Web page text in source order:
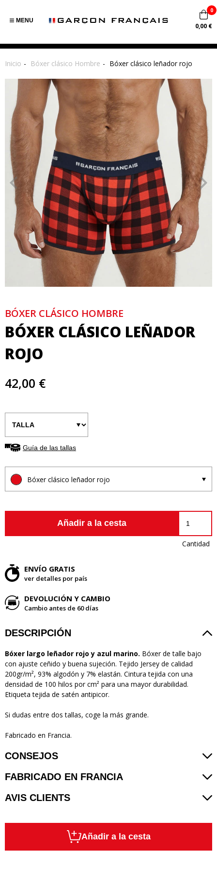
MENU
0
0,00 €
Inicio Bóxer clásico Hombre Bóxer clásico leñador rojo
BÓXER CLÁSICO HOMBRE
BÓXER CLÁSICO LEÑADOR
ROJO
42,00 €
Guía de las tallas
Bóxer clásico leñador rojo
Añadir a la cesta
Cantidad
ENVÍO GRATIS
ver detalles por país
DEVOLUCIÓN Y CAMBIO
Cambio antes de 60 días
DESCRIPCIÓN
Bóxer largo leñador rojo y azul marino. Bóxer de talle bajo
con ajuste ceñido y buena sujeción. Tejido Jersey de calidad
200gr/m², 93% algodón y 7% elastán. Cintura tejida con una
densidad de 100 hilos por cm² para una mayor durabilidad.
Etiqueta tejida de satén antipicor.
Si dudas entre dos tallas, coge la más grande.
Fabricado en Francia.
CONSEJOS
FABRICADO EN FRANCIA
AVIS CLIENTS
Añadir a la cesta